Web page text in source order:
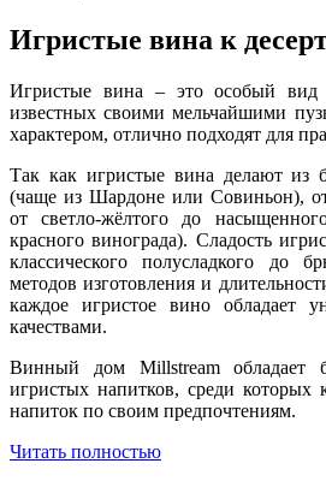
Игристые вина к
Игристые вина – это особый вид
известных своими мельчайшими
характером, отлично подходят для
Так как игристые вина делают из
(чаще из Шардоне или Совиньон),
от светло-жёлтого до
красного винограда). Сладость
классического полусладкого до
методов изготовления и
каждое игристое вино обладает
качествами.
Винный дом Millstream обладает
игристых напитков, среди которых
напиток по своим предпочтениям.
Читать полностью